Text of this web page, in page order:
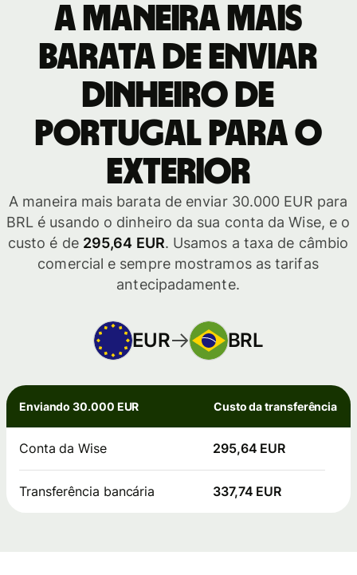
A maneira mais
barata de enviar
dinheiro de
Portugal para o
exterior
A maneira mais barata de enviar 30.000 EUR para
BRL é usando o dinheiro da sua conta da Wise, e o
custo é de 295,64 EUR. Usamos a taxa de câmbio
comercial e sempre mostramos as tarifas
antecipadamente.
EUR BRL
Enviando 30.000 EUR Custo da transferência
Conta da Wise 295,64 EUR
Transferência bancária 337,74 EUR